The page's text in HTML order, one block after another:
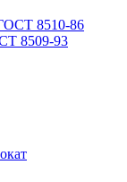
8510-86
8509-93